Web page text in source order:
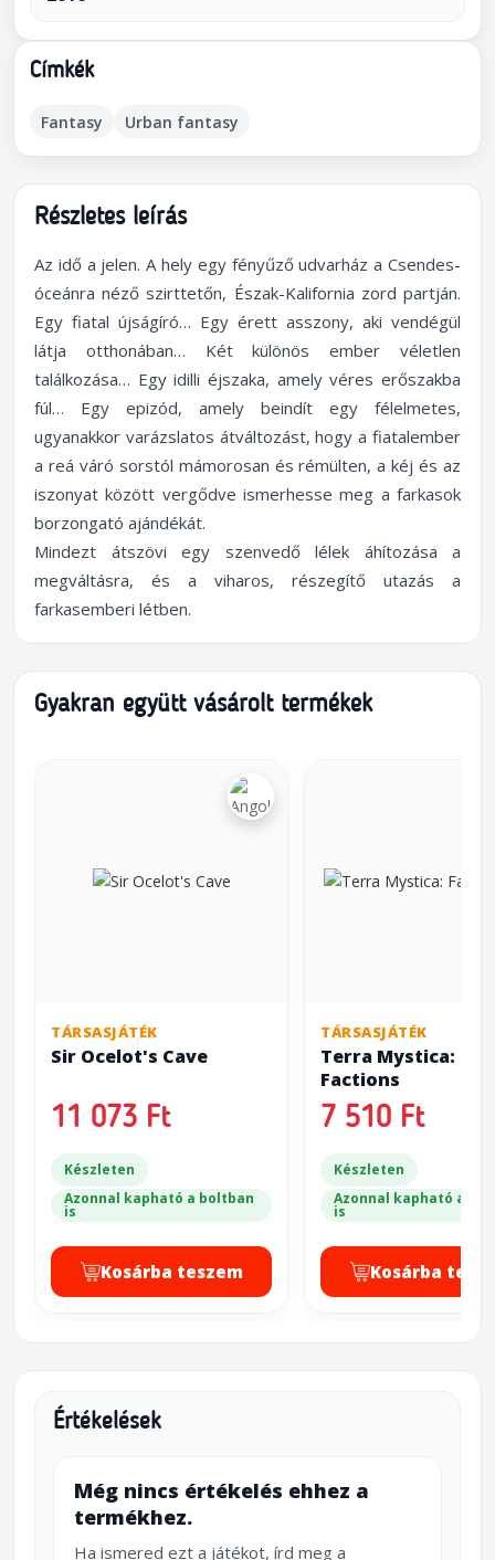
Címkék
Fantasy Urban fantasy
Részletes leírás
Az idő a jelen. A hely egy fényűző udvarház a Csendes-
óceánra néző szirttetőn, Észak-Kalifornia zord partján.
Egy fiatal újságíró… Egy érett asszony, aki vendégül
látja otthonában… Két különös ember véletlen
találkozása… Egy idilli éjszaka, amely véres erőszakba
fúl… Egy epizód, amely beindít egy félelmetes,
ugyanakkor varázslatos átváltozást, hogy a fiatalember
a reá váró sorstól mámorosan és rémülten, a kéj és az
iszonyat között vergődve ismerhesse meg a farkasok
borzongató ajándékát.
Mindezt átszövi egy szenvedő lélek áhítozása a
megváltásra, és a viharos, részegítő utazás a
farkasemberi létben.
Gyakran együtt vásárolt termékek
TÁRSASJÁTÉK
Sir Ocelot's Cave
11 073 Ft
Készleten
Azonnal kapható a boltban
is
Kosárba teszem
TÁRSASJÁTÉK
Terra Mystica: Fan
Factions
7 510 Ft
Készleten
Azonnal kapható a
is
Kosárba
Értékelések
Még nincs értékelés ehhez a
termékhez.
Ha ismered ezt a játékot, írd meg a